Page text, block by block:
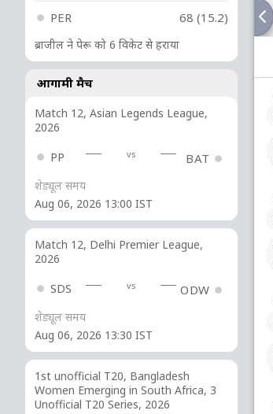
PER 68 (15.2)
ब्राजील ने पेरू को 6 विकेट से हराया
आगामी मैच
Match 12, Asian Legends League,
2026
PP vs BAT
शेड्यूल समय
Aug 06, 2026 13:00 IST
Match 12, Delhi Premier League,
2026
SDS vs ODW
शेड्यूल समय
Aug 06, 2026 13:30 IST
1st unofficial T20, Bangladesh
Women Emerging in South Africa, 3
Unofficial T20 Series, 2026